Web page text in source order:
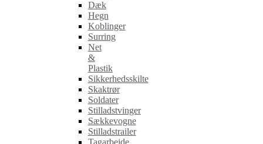
Dæk
Hegn
Koblinger
Surring
Net
&
Plastik
Sikkerhedsskilte
Skaktrør
Soldater
Stilladstvinger
Sækkevogne
Stilladstrailer